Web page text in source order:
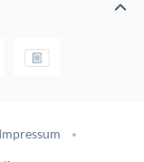
Impressum
flinkhand-shop.de